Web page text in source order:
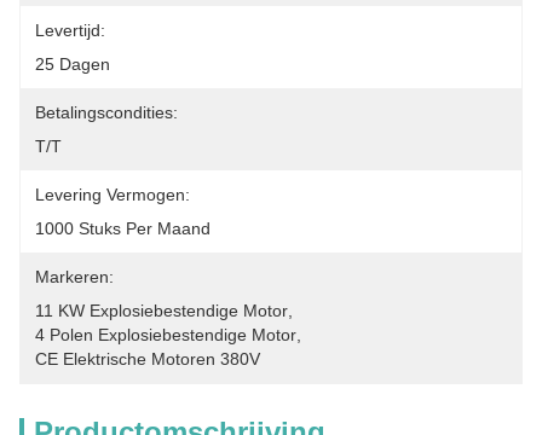
Levertijd:
25 Dagen
Betalingscondities:
T/T
Levering Vermogen:
1000 Stuks Per Maand
Markeren:
11 KW Explosiebestendige Motor
4 Polen Explosiebestendige Motor
CE Elektrische Motoren 380V